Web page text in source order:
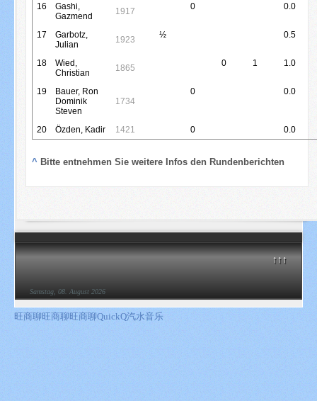
↑↑↑
Samstag, 08. August 2026
16
Gashi,
Gazmend
1917 0 0.0
17
Garbotz,
Julian
1923 ½ 0.5
18
Wied,
Christian
1865 0 1 1.0
19
Bauer, Ron
Dominik
Steven
1734
0 0.0
20 Özden, Kadir 1421 0 0.0
^ Bitte entnehmen Sie weitere Infos den Rundenberichten
旺商聊旺商聊旺商聊QuickQ汽水音乐